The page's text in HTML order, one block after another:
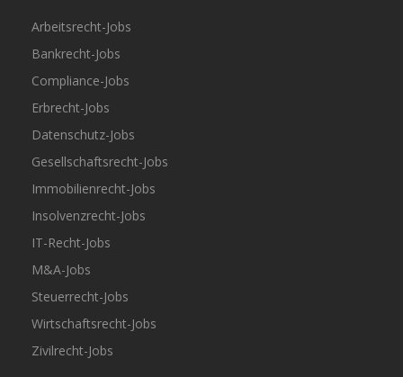
Arbeitsrecht-Jobs
Bankrecht-Jobs
Compliance-Jobs
Erbrecht-Jobs
Datenschutz-Jobs
Gesellschaftsrecht-Jobs
Immobilienrecht-Jobs
Insolvenzrecht-Jobs
IT-Recht-Jobs
M&A-Jobs
Steuerrecht-Jobs
Wirtschaftsrecht-Jobs
Zivilrecht-Jobs